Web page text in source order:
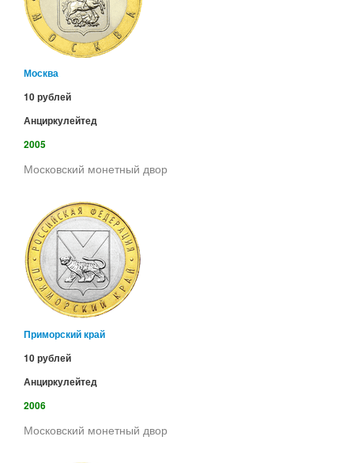
Москва
10 рублей
Анциркулейтед
2005
Московский монетный двор
Приморский край
10 рублей
Анциркулейтед
2006
Московский монетный двор